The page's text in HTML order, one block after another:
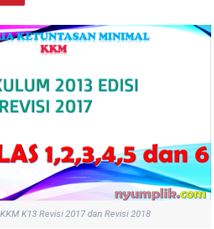
K13 Revisi 2017 dan Revisi 2018